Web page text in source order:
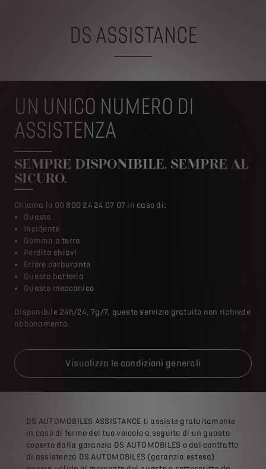
DS ASSISTANCE
UN UNICO NUMERO DI
ASSISTENZA
SEMPRE DISPONIBILE. SEMPRE AL
SICURO.
Chiama lo 00 800 24 24 07 07 in caso di:
Guasto
Incidente
Gomma a terra
Perdita chiavi
Errore carburante
Guasto batteria
Guasto meccanico
Disponibile 24h/24, 7g/7, questo servizio gratuito non richiede
abbonamento.
Visualizza le condizioni generali
DS AUTOMOBILES ASSISTANCE ti assiste gratuitamente
in caso di fermo del tuo veicolo a seguito di un guasto
coperto dalla garanzia DS AUTOMOBILES o dal contratto
di assistenza DS AUTOMOBILES (garanzia estesa)